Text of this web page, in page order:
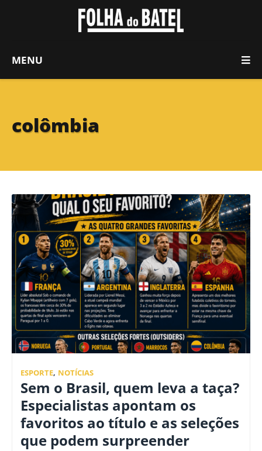
MENU
colômbia
ESPORTE, NOTÍCIAS
Sem o Brasil, quem leva a taça?
Especialistas apontam os
favoritos ao título e as seleções
que podem surpreender